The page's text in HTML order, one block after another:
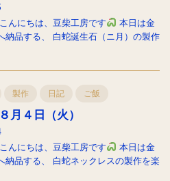
んにちは、豆柴工房です
本日は金
納品する、 白蛇誕生石（ニ月）の製作
製作 日記 ご飯
月４日（火）
んにちは、豆柴工房です
本日は金
納品する、 白蛇ネックレスの製作を楽